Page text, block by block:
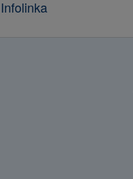
Infolinka